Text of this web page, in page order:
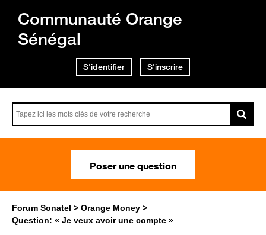
Communauté Orange
Sénégal
S'identifier S'inscrire
Poser une question
Forum Sonatel
Orange Money
Question: « Je veux avoir une compte »